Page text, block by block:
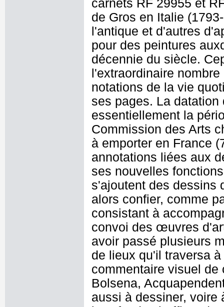
carnets RF 29955 et
de Gros en Italie
l'antique et d'autres
pour des peintures
décennie du siècle.
l'extraordinaire
notations de la vie
ses pages. La
essentiellement la
Commission des Arts
à emporter en France
annotations liées aux
ses nouvelles
s'ajoutent des dessins
alors confier, comme
consistant à
convoi des œuvres
avoir passé plusieurs
de lieux qu'il traversa
commentaire visuel de
Bolsena,
aussi à dessiner, voire